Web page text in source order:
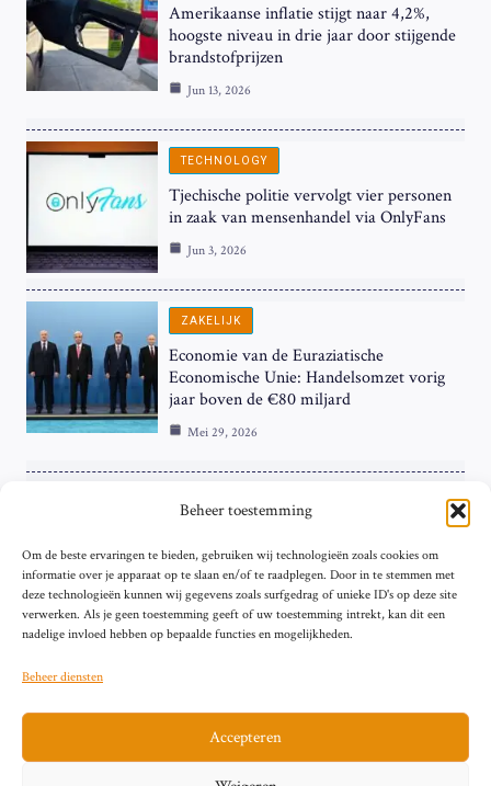
Beheer toestemming
Om de beste ervaringen te bieden, gebruiken wij technologieën zoals cookies om
informatie over je apparaat op te slaan en/of te raadplegen. Door in te stemmen met
deze technologieën kunnen wij gegevens zoals surfgedrag of unieke ID's op deze site
verwerken. Als je geen toestemming geeft of uw toestemming intrekt, kan dit een
nadelige invloed hebben op bepaalde functies en mogelijkheden.
Beheer diensten
Accepteren
Amerikaanse inflatie stijgt naar 4,2%,
hoogste niveau in drie jaar door stijgende
brandstofprijzen
Jun 13, 2026
TECHNOLOGY
Tjechische politie vervolgt vier personen
in zaak van mensenhandel via OnlyFans
Jun 3, 2026
ZAKELIJK
Economie van de Euraziatische
Economische Unie: Handelsomzet vorig
jaar boven de €80 miljard
Mei 29, 2026
ZAKELIJK
Hardnekkige Inflatie bij de ‘Grote Vier’
van de Eurozone
Mei 29, 2026
Sitemap Contact Privacybeleid (EU)
Impressum